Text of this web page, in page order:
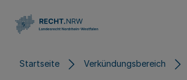
Startseite Verkündungsbereich